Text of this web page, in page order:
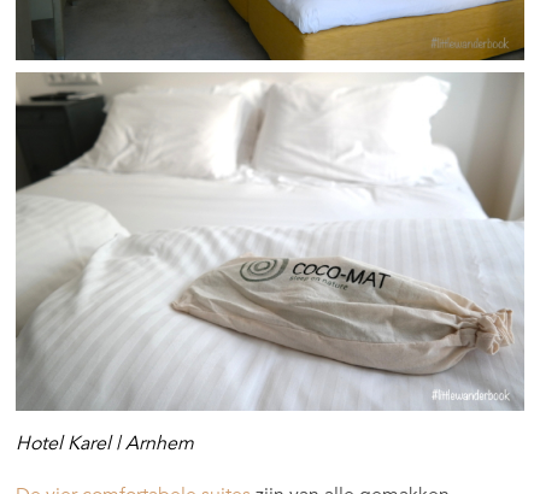
Hotel Karel | Arnhem